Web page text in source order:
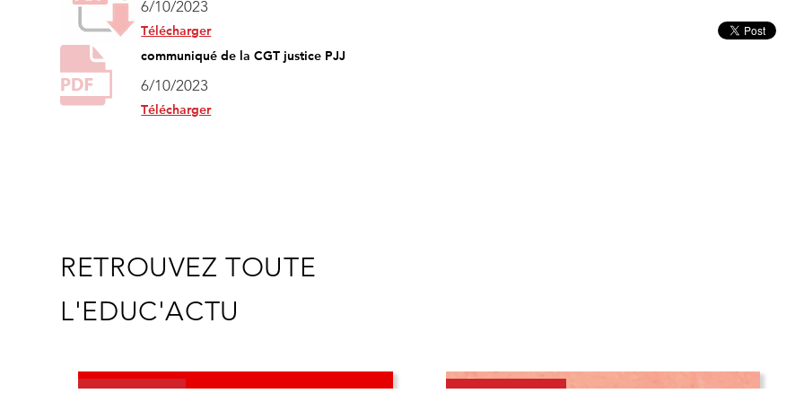
6/10/2023
Télécharger
communiqué de la CGT justice PJJ
6/10/2023
Télécharger
RETROUVEZ TOUTE
L'EDUC'ACTU